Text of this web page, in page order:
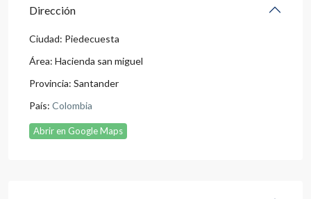
Dirección
Ciudad: Piedecuesta
Área: Hacienda san miguel
Provincia: Santander
País: Colombia
Abrir en Google Maps